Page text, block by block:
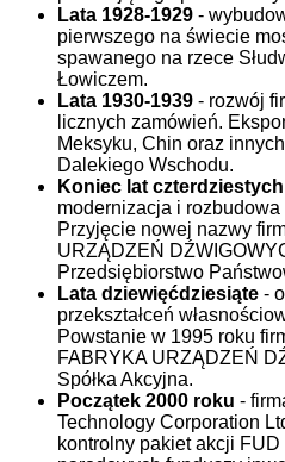
Lata 1928-1929 -
pierwszego na świecie
spawanego na rzece
Łowiczem.
Lata 1930-1939 - rozwój
licznych zamówień.
Meksyku, Chin oraz
Dalekiego Wschodu.
Koniec lat czterdziestych
modernizacja i rozbudowa
Przyjęcie nowej nazwy
URZĄDZEŃ
Przedsiębiorstwo
Lata dziewięćdziesiąte -
przekształceń
Powstanie w 1995 roku
FABRYKA URZĄDZEŃ
Spółka Akcyjna.
Początek 2000 roku -
Technology Corporation
kontrolny pakiet akcji FUD